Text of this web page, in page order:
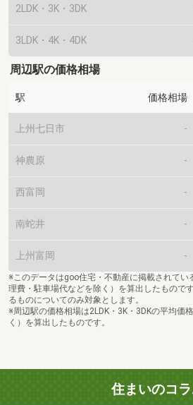
2LDK・3K・3DK
3LDK・4K・4DK
周辺駅の価格相場
駅 価格相場
上州七日市 -
神農原 -
西富岡 -
南蛇井 -
上州富岡 -
※このデータはgoo住宅・不動産に掲載されてい
理費・駐車場代などを除く）を算出したもので
るものについてのみ対象とします。
※周辺駅の価格相場は2LDK・3K・3DKの平均価
く）を算出したものです。
住まいのコ